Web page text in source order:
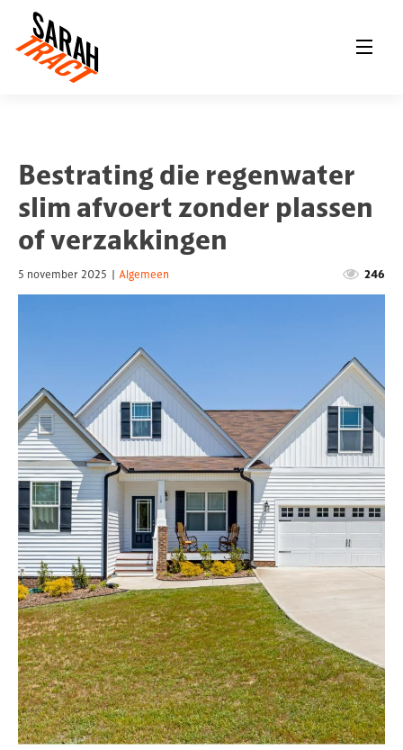
Bestrating die regenwater
slim afvoert zonder plassen
of verzakkingen
5 november 2025 | Algemeen 246